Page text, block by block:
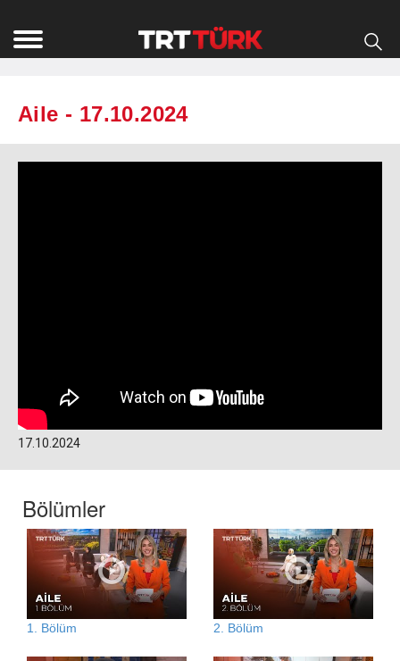
Aile - 17.10.2024
17.10.2024
Bölümler
1. Bölüm 2. Bölüm